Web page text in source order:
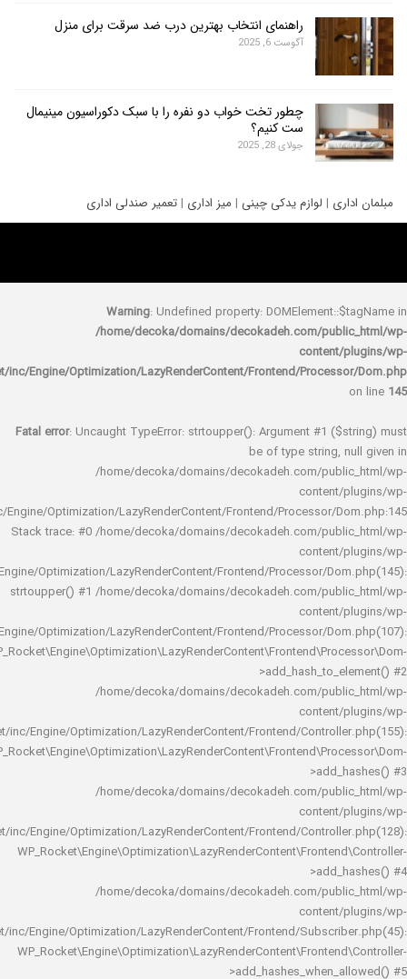
راهنمای انتخاب بهترین درب ضد سرقت برای منزل
آگوست 6, 2025
چطور تخت خواب دو نفره را با سبک دکوراسیون مینیمال
ست کنیم؟
جولای 28, 2025
|لوازم یدکی چینی|میز اداری| تعمیر صندلی اداری
Warning: Undefined property:
/home/decoka/domains/decokadeh.com/
rocket/inc/Engine/Optimization/LazyRenderContent/Frontend/
Fatal error : Uncaught TypeError: strtoupper(): Argument #1
be of type string,
/home/decoka/domains/decokadeh.com/
rocket/inc/Engine/Optimization/LazyRenderContent/Frontend/Processor/
Stack trace: #0 /home/decoka/domains/decokadeh.com/
rocket/inc/Engine/Optimization/LazyRenderContent/Frontend/Processor/
strtoupper() #1 /home/decoka/domains/decokadeh.com/
rocket/inc/Engine/Optimization/LazyRenderContent/Frontend/Processor/
/home/decoka/domains/decokadeh.com/
rocket/inc/Engine/Optimization/LazyRenderContent/Frontend/
/home/decoka/domains/decokadeh.com/
rocket/inc/Engine/Optimization/LazyRenderContent/Frontend/
/home/decoka/domains/decokadeh.com/
rocket/inc/Engine/Optimization/LazyRenderContent/Frontend/